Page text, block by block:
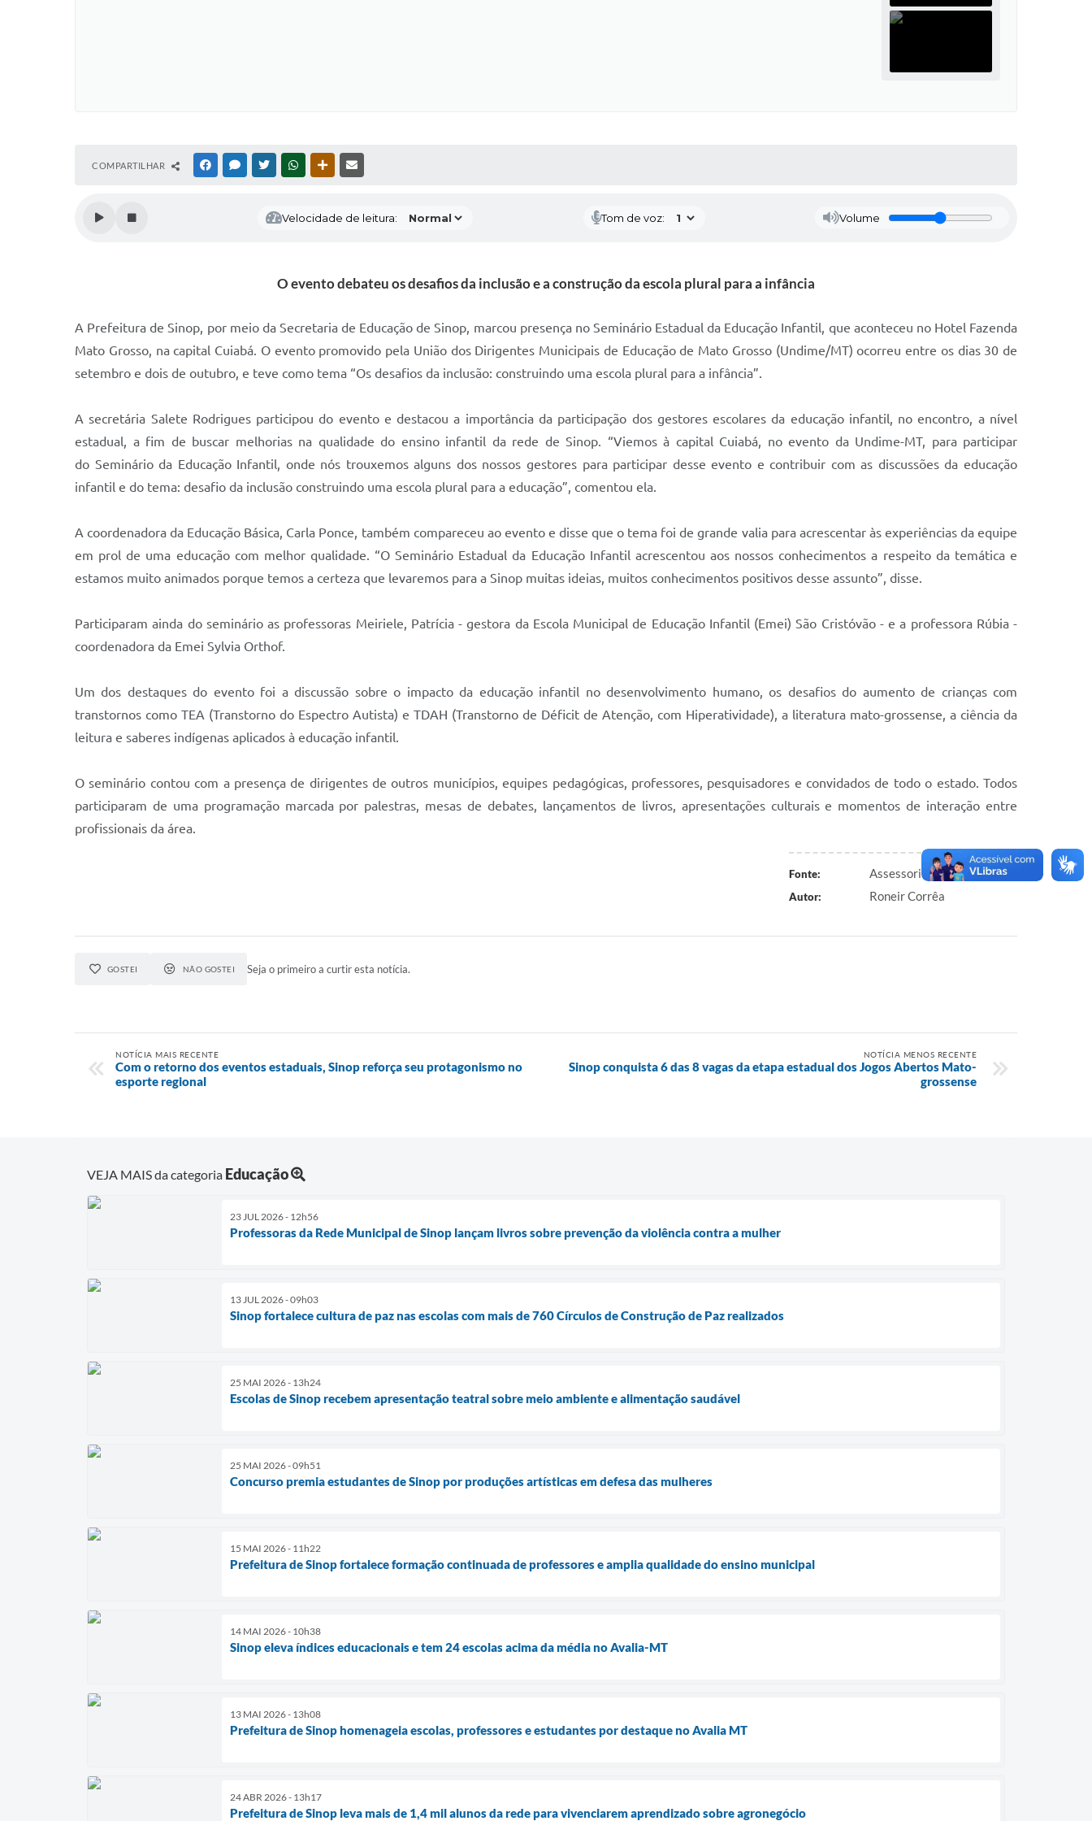
COMPARTILHAR FACEBOOKMESSENGER
TWITTERWHATSAPPOUTRAS MÍDIAS
Velocidade de leitura: Tom de voz: Volume
O evento debateu os desafios da inclusão e a construção da escola plural para a infância
A Prefeitura de Sinop, por meio da Secretaria de Educação de Sinop, marcou presença no Seminário Estadual da Educação Infantil, que aconteceu no Hotel Fazenda
Mato Grosso, na capital Cuiabá. O evento promovido pela União dos Dirigentes Municipais de Educação de Mato Grosso (Undime/MT) ocorreu entre os dias 30 de
setembro e dois de outubro, e teve como tema “Os desafios da inclusão: construindo uma escola plural para a infância”.
A secretária Salete Rodrigues participou do evento e destacou a importância da participação dos gestores escolares da educação infantil, no encontro, a nível
estadual, a fim de buscar melhorias na qualidade do ensino infantil da rede de Sinop. “Viemos à capital Cuiabá, no evento da Undime-MT, para participar
do Seminário da Educação Infantil, onde nós trouxemos alguns dos nossos gestores para participar desse evento e contribuir com as discussões da educação
infantil e do tema: desafio da inclusão construindo uma escola plural para a educação”, comentou ela.
A coordenadora da Educação Básica, Carla Ponce, também compareceu ao evento e disse que o tema foi de grande valia para acrescentar às experiências da equipe
em prol de uma educação com melhor qualidade. “O Seminário Estadual da Educação Infantil acrescentou aos nossos conhecimentos a respeito da temática e
estamos muito animados porque temos a certeza que levaremos para a Sinop muitas ideias, muitos conhecimentos positivos desse assunto”, disse.
Participaram ainda do seminário as professoras Meiriele, Patrícia - gestora da Escola Municipal de Educação Infantil (Emei) São Cristóvão - e a professora Rúbia -
coordenadora da Emei Sylvia Orthof.
Um dos destaques do evento foi a discussão sobre o impacto da educação infantil no desenvolvimento humano, os desafios do aumento de crianças com
transtornos como TEA (Transtorno do Espectro Autista) e TDAH (Transtorno de Déficit de Atenção, com Hiperatividade), a literatura mato-grossense, a ciência da
leitura e saberes indígenas aplicados à educação infantil.
O seminário contou com a presença de dirigentes de outros municípios, equipes pedagógicas, professores, pesquisadores e convidados de todo o estado. Todos
participaram de uma programação marcada por palestras, mesas de debates, lançamentos de livros, apresentações culturais e momentos de interação entre
profissionais da área.
Fonte: Assessoria de Comunicação
Autor: Roneir Corrêa
GOSTEI NÃO GOSTEI Seja o primeiro a curtir esta notícia.
NOTÍCIA MAIS RECENTE
Com o retorno dos eventos estaduais, Sinop reforça seu protagonismo no
esporte regional
NOTÍCIA MENOS RECENTE
Sinop conquista 6 das 8 vagas da etapa estadual dos Jogos Abertos Mato-
grossense
VEJA MAIS da categoria Educação
23 JUL 2026 - 12h56
Professoras da Rede Municipal de Sinop lançam livros sobre prevenção da violência contra a mulher
13 JUL 2026 - 09h03
Sinop fortalece cultura de paz nas escolas com mais de 760 Círculos de Construção de Paz realizados
25 MAI 2026 - 13h24
Escolas de Sinop recebem apresentação teatral sobre meio ambiente e alimentação saudável
25 MAI 2026 - 09h51
Concurso premia estudantes de Sinop por produções artísticas em defesa das mulheres
15 MAI 2026 - 11h22
Prefeitura de Sinop fortalece formação continuada de professores e amplia qualidade do ensino municipal
14 MAI 2026 - 10h38
Sinop eleva índices educacionais e tem 24 escolas acima da média no Avalia-MT
13 MAI 2026 - 13h08
Prefeitura de Sinop homenageia escolas, professores e estudantes por destaque no Avalia MT
24 ABR 2026 - 13h17
Prefeitura de Sinop leva mais de 1,4 mil alunos da rede para vivenciarem aprendizado sobre agronegócio